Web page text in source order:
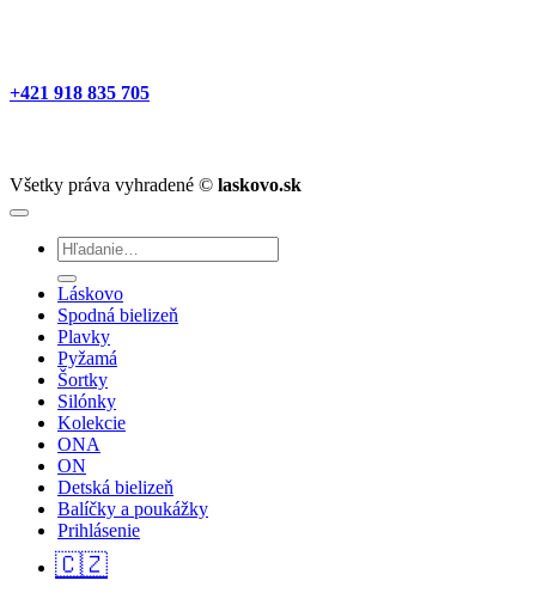
+421 918 835 705
Všetky práva vyhradené © laskovo.sk
Hľadať:
Láskovo
Spodná bielizeň
Plavky
Pyžamá
Šortky
Silónky
Kolekcie
ONA
ON
Detská bielizeň
Balíčky a poukážky
Prihlásenie
🇨🇿